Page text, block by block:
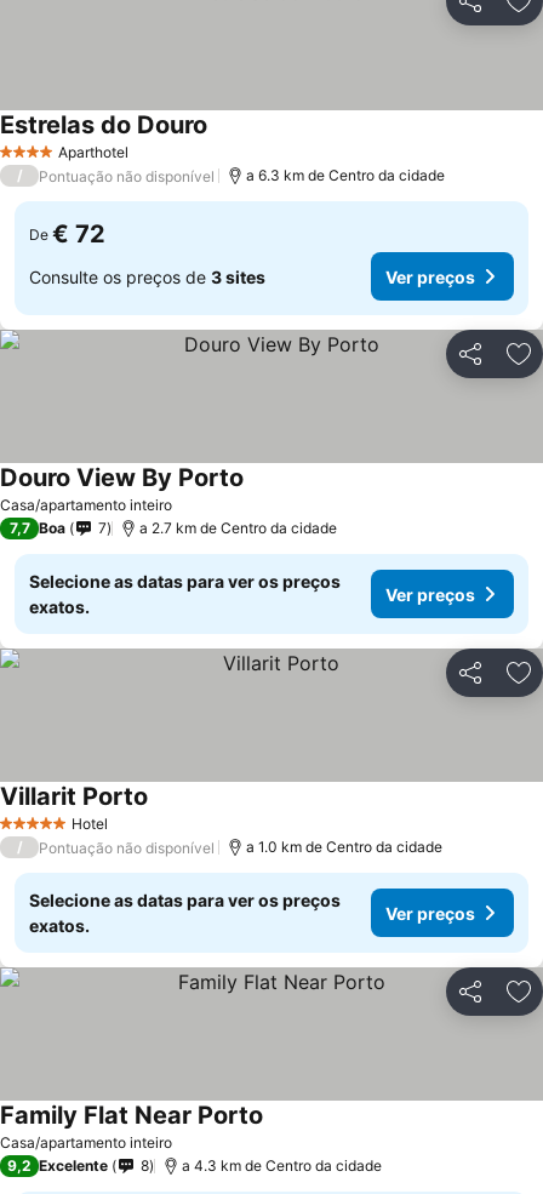
Partilhar
4 EstrelasAparthotel
Estrelas do Douro
/ Pontuação não disponível a 6.3 km de Centro da cidade
De € 72
Consulte os preços de 3 sites Ver preços
Partilhar
Casa/apartamento inteiro
Douro View By Porto
7,7 Boa 7 a 2.7 km de Centro da cidade
Selecione as datas para ver os preços
exatos.
Ver preços
Partilhar
5 Estrelas Hotel
Villarit Porto
/ Pontuação não disponível a 1.0 km de Centro da cidade
Selecione as datas para ver os preços
exatos.
Ver preços
Partilhar
Casa/apartamento inteiro
Family Flat Near Porto
9,2 Excelente 8 a 4.3 km de Centro da cidade